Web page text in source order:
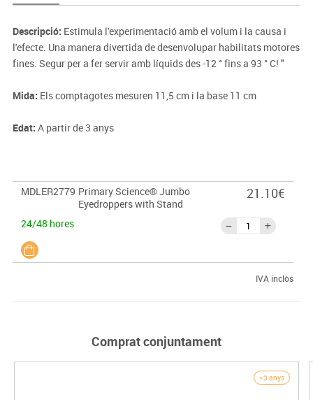
Descripció: Estimula l'experimentació amb el volum i la causa i
l'efecte. Una manera divertida de desenvolupar habilitats motores
fines. Segur per a fer servir amb líquids des -12 ° fins a 93 ° C! "
Mida: Els comptagotes mesuren 11,5 cm i la base 11 cm
Edat: A partir de 3 anys
MDLER2779 Primary Science® Jumbo
Eyedroppers with Stand
24/48 hores
21.10€
IVA inclòs
Comprat conjuntament
+3 anys